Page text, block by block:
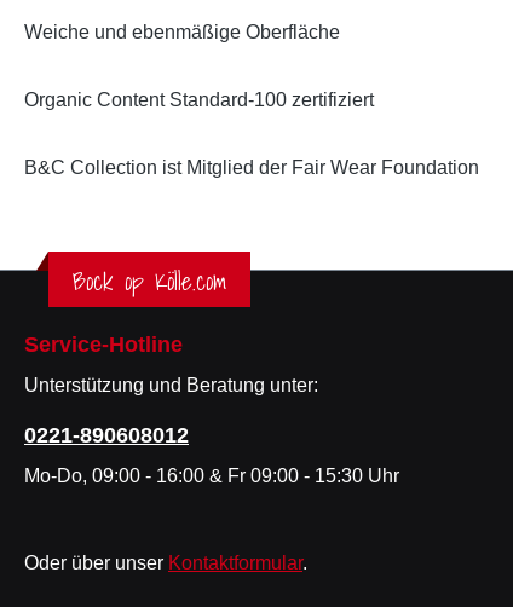
Weiche und ebenmäßige Oberfläche
Organic Content Standard-100 zertifiziert
B&C Collection ist Mitglied der Fair Wear Foundation
Bock op Kölle.com
Service-Hotline
Unterstützung und Beratung unter:
0221-890608012
Mo-Do, 09:00 - 16:00 & Fr 09:00 - 15:30 Uhr
Oder über unser Kontaktformular.